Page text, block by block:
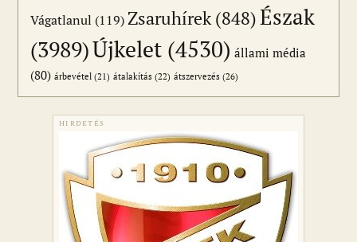
Vágatlanul (119) Zsaruhírek (848)Észak
(3989)Újkelet (4530) állami média
(80) árbevétel (21) átalakítás (22) átszervezés (26)
HIRDETÉS